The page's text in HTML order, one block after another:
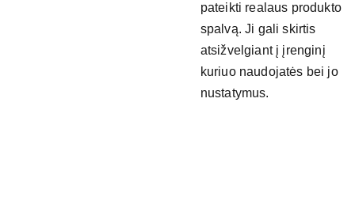
pateikti realaus produkto
spalvą. Ji gali skirtis
atsižvelgiant į įrenginį
kuriuo naudojatės bei jo
nustatymus.